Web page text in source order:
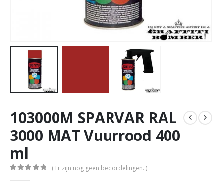
103000M SPARVAR RAL
3000 MAT Vuurrood 400
ml
( Er zijn nog geen beoordelingen. )